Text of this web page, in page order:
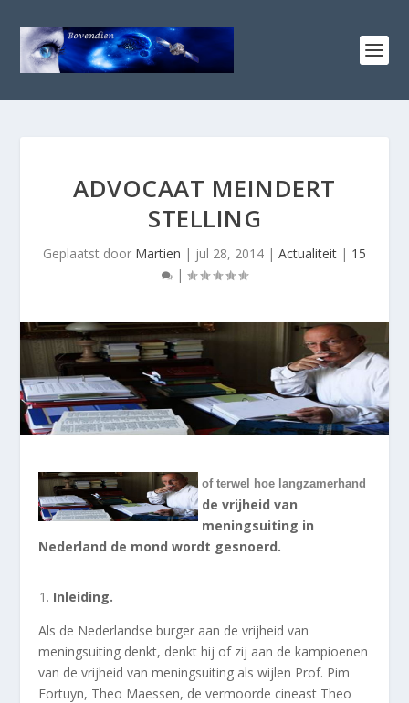
ADVOCAAT MEINDERT
STELLING
Geplaatst door Martien | jul 28, 2014 | Actualiteit | 15
|
of terwel hoe langzamerhand
de vrijheid van
meningsuiting in
Nederland de mond wordt gesnoerd.
Inleiding.
Als de Nederlandse burger aan de vrijheid van
meningsuiting denkt, denkt hij of zij aan de kampioenen
van de vrijheid van meningsuiting als wijlen Prof. Pim
Fortuyn, Theo Maessen, de vermoorde cineast Theo